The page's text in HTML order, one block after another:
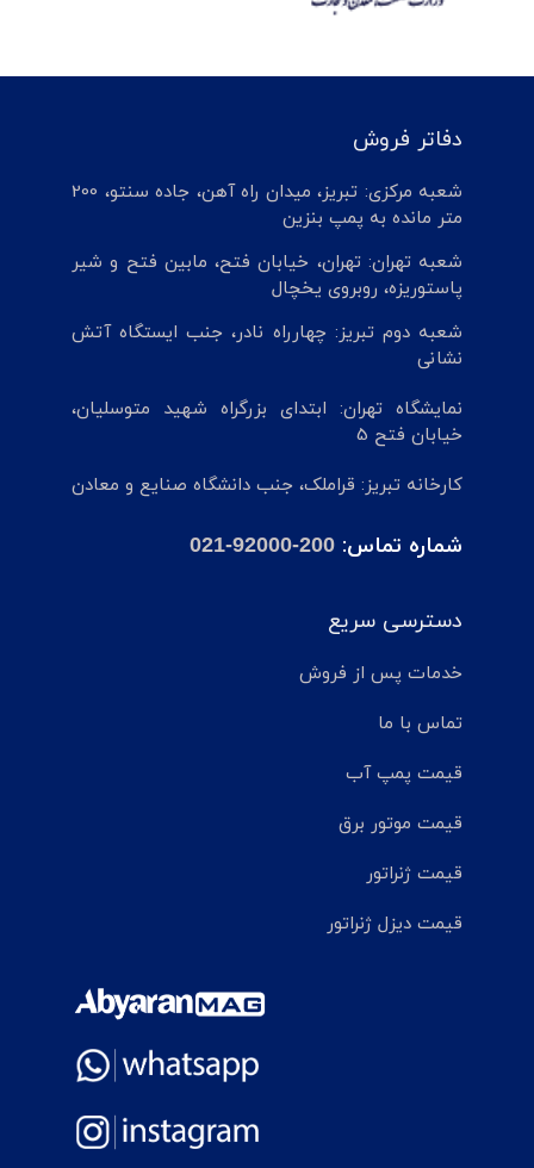
دفاتر فروش
شعبه مرکزی: تبریز، میدان راه آهن، جاده سنتو، 200
متر مانده به پمپ بنزین
شعبه تهران: تهران، خیابان فتح، مابین فتح و شیر
پاستوریزه، روبروی یخچال
شعبه دوم تبریز: چهارراه نادر، جنب ایستگاه آتش
نشانی
نمایشگاه تهران: ابتدای بزرگراه شهید متوسلیان،
خیابان فتح 5
کارخانه تبریز: قراملک، جنب دانشگاه صنایع و معادن
شماره تماس: 021-92000-200
دسترسی سریع
خدمات پس از فروش
تماس با ما
قیمت پمپ آب
قیمت موتور برق
قیمت ژنراتور
قیمت دیزل ژنراتور